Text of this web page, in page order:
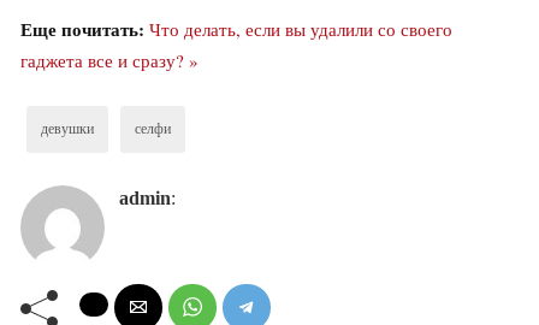
Еще почитать: Что делать, если вы удалили со своего
гаджета все и сразу? »
девушки селфи
admin: